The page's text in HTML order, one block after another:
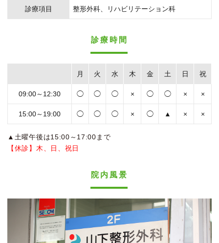
診療項目 整形外科、リハビリテーション科
診療時間
月 火 水 木 金 土 日 祝
09:00～12:30 ◯ ◯ ◯ × ◯ ◯ × ×
15:00～19:00 ◯ ◯ ◯ × ◯ ▲ × ×
▲土曜午後は15:00～17:00まで
【休診】木、日、祝日
院内風景